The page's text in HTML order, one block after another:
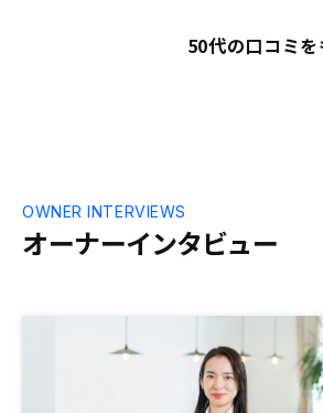
50代の口コミ
オーナーインタビュー
OWNER INTERVIEWS